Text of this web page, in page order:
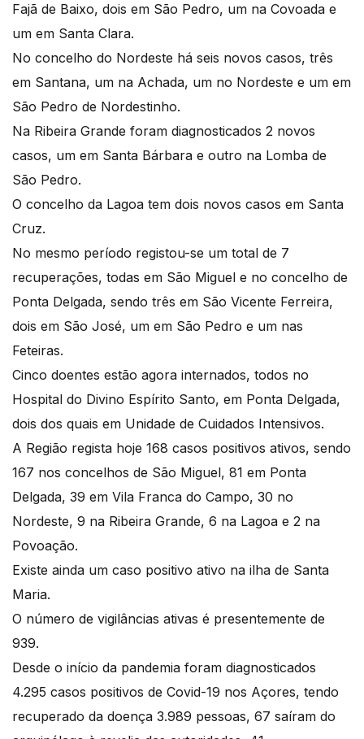
Fajã de Baixo, dois em São Pedro, um na Covoada e
um em Santa Clara.
No concelho do Nordeste há seis novos casos, três
em Santana, um na Achada, um no Nordeste e um em
São Pedro de Nordestinho.
Na Ribeira Grande foram diagnosticados 2 novos
casos, um em Santa Bárbara e outro na Lomba de
São Pedro.
O concelho da Lagoa tem dois novos casos em Santa
Cruz.
No mesmo período registou-se um total de 7
recuperações, todas em São Miguel e no concelho de
Ponta Delgada, sendo três em São Vicente Ferreira,
dois em São José, um em São Pedro e um nas
Feteiras.
Cinco doentes estão agora internados, todos no
Hospital do Divino Espírito Santo, em Ponta Delgada,
dois dos quais em Unidade de Cuidados Intensivos.
A Região regista hoje 168 casos positivos ativos, sendo
167 nos concelhos de São Miguel, 81 em Ponta
Delgada, 39 em Vila Franca do Campo, 30 no
Nordeste, 9 na Ribeira Grande, 6 na Lagoa e 2 na
Povoação.
Existe ainda um caso positivo ativo na ilha de Santa
Maria.
O número de vigilâncias ativas é presentemente de
939.
Desde o início da pandemia foram diagnosticados
4.295 casos positivos de Covid-19 nos Açores, tendo
recuperado da doença 3.989 pessoas, 67 saíram do